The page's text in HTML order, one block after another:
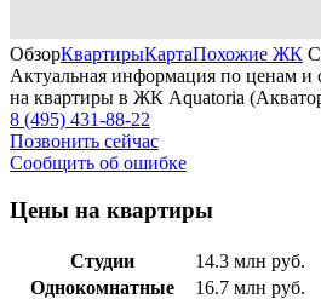
ОбзорКвартирыКартаПохожие ЖК
Актуальная информация по ценам и
на квартиры в ЖК Aquatoria
8 (495) 431-88-22
Позвонить сейчас
Сообщить об ошибке
Цены на квартиры
Студии 14.3 млн руб.
Однокомнатные
16.7 млн руб.